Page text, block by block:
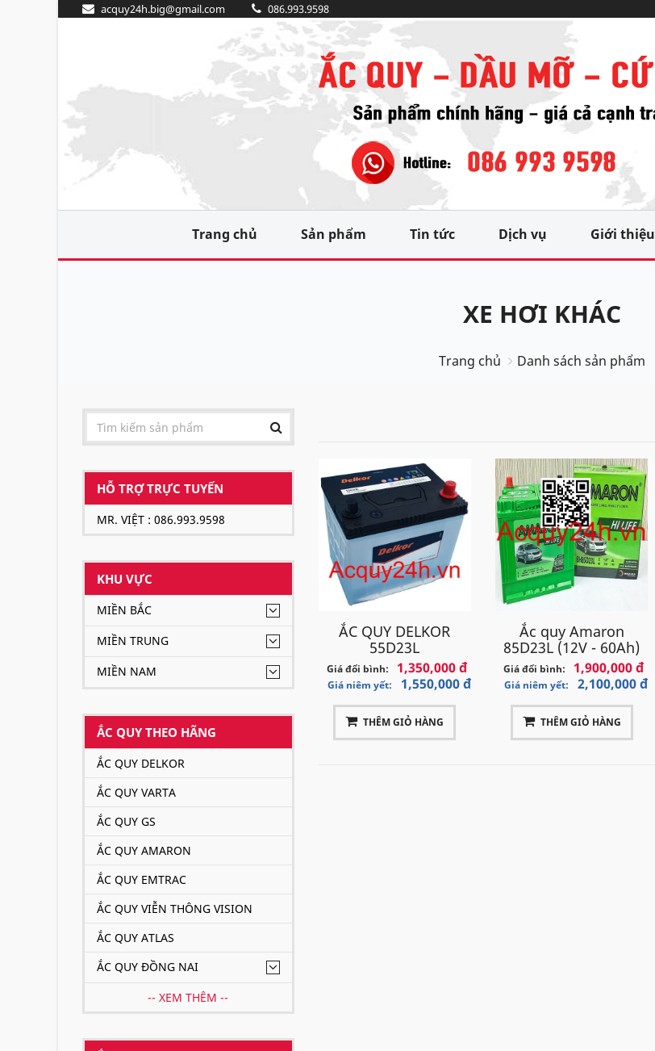
acquy24h.big@gmail.com 086.993.9598
Trang chủ Sản phẩm Tin tức Dịch vụ Giới thiệu
XE HƠI KHÁC
Trang chủ Danh sách sản phẩm
HỖ TRỢ TRỰC TUYẾN
MR. VIỆT : 086.993.9598
KHU VỰC
MIỀN BẮC
MIỀN TRUNG
MIỀN NAM
ẮC QUY THEO HÃNG
ẮC QUY DELKOR
ẮC QUY VARTA
ẮC QUY GS
ẮC QUY AMARON
ẮC QUY EMTRAC
ẮC QUY VIỄN THÔNG VISION
ẮC QUY ATLAS
ẮC QUY ĐỒNG NAI
-- XEM THÊM --
ẮC QUY DELKOR
55D23L
Giá đổi bình: 1,350,000 đ
Giá niêm yết: 1,550,000 đ
THÊM GIỎ HÀNG
Ắc quy Amaron
85D23L (12V - 60Ah)
Giá đổi bình: 1,900,000 đ
Giá niêm yết: 2,100,000 đ
THÊM GIỎ HÀNG